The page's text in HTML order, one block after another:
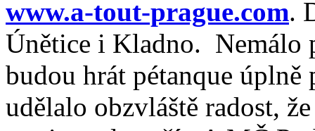
www.a-tout-prague.com.
Únětice i Kladno. Nemálo
budou hrát pétanque
udělalo obzvláště radost,